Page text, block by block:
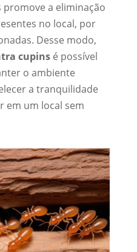
a eliminação
no local, por
Desse modo,
cupinsé possível
o ambiente
a tranquilidade
em um local sem